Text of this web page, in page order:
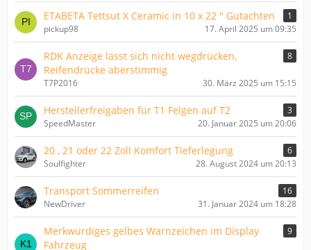
ETABETA Tettsut X Ceramic in 10 x 22 " Gutachten
1
pickup98
17. April 2025 um 09:35
RDK Anzeige lässt sich nicht wegdrücken,
Reifendrücke aberstimmig
8
T7P2016 30. März 2025 um 15:15
Herstellerfreigaben für T1 Felgen auf T2
3
SpeedMaster
20. Januar 2025 um 20:06
20 , 21 oder 22 Zoll Komfort Tieferlegung
6
Soulfighter
28. August 2024 um 20:13
Transport Sommerreifen
16
NewDriver
31. Januar 2024 um 18:28
Merkwürdiges gelbes Warnzeichen im Display
Fahrzeug
9